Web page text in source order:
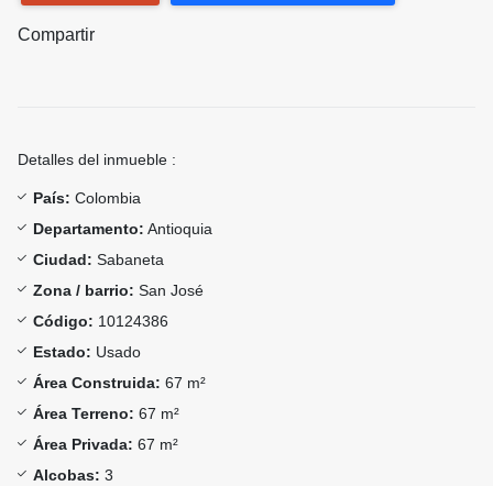
Compartir
Detalles del inmueble :
País: Colombia
Departamento: Antioquia
Ciudad: Sabaneta
Zona / barrio: San José
Código: 10124386
Estado: Usado
Área Construida: 67 m²
Área Terreno: 67 m²
Área Privada: 67 m²
Alcobas: 3